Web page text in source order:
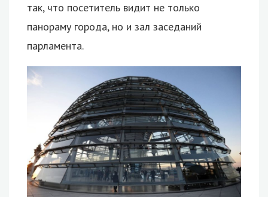
так, что посетитель видит не только
панораму города, но и зал заседаний
парламента.